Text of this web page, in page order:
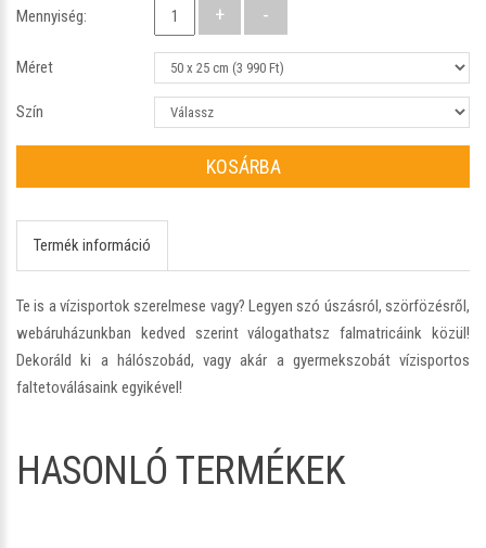
Mennyiség:
Méret
Szín
KOSÁRBA
Termék információ
Te is a vízisportok szerelmese vagy? Legyen szó úszásról, szörfözésről,
webáruházunkban kedved szerint válogathatsz falmatricáink közül!
Dekoráld ki a hálószobád, vagy akár a gyermekszobát vízisportos
faltetoválásaink egyikével!
HASONLÓ TERMÉKEK